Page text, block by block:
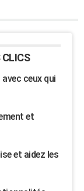
CLICS
ceux qui
et
et aidez les